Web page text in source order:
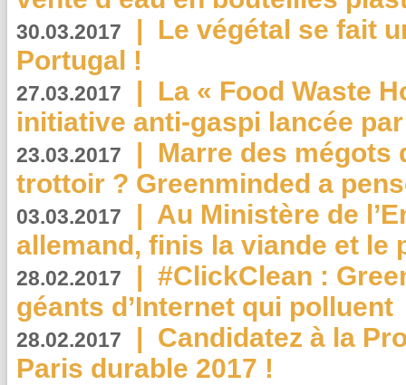
30.03.2017 | Le végétal se fait
Portugal !
27.03.2017 | La « Food Waste
initiative anti-gaspi lancée
23.03.2017 | Marre des mégots
trottoir ? Greenminded a
03.03.2017 | Au Ministère de
allemand, finis la viande et le
28.02.2017 | #ClickClean :
géants d’Internet qui polluent
28.02.2017 | Candidatez à la
Paris durable 2017 !